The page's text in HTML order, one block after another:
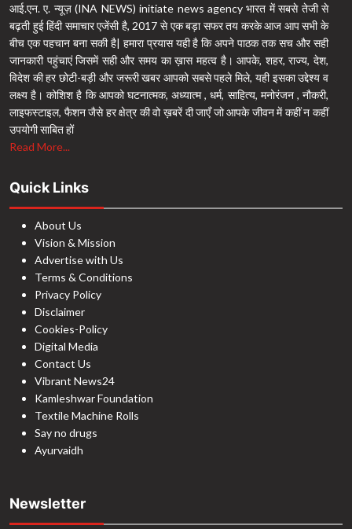
आई.एन. ए. न्यूज़ (INA NEWS) initiate news agency भारत में सबसे तेजी से
बढ़ती हुई हिंदी समाचार एजेंसी है, 2017 से एक बड़ा सफर तय करके आज आप सभी के
बीच एक पहचान बना सकी है| हमारा प्रयास यही है कि अपने पाठक तक सच और सही
जानकारी पहुंचाएं जिसमें सही और समय का ख़ास महत्व है। आपके, शहर, राज्य, देश,
विदेश की हर छोटी-बड़ी और जरूरी खबर आपको सबसे पहले मिले, यही इसका उद्देश्य व
लक्ष्य है। कोशिश है कि आपको घटनात्मक, अध्यात्म , धर्म, साहित्य, मनोरंजन , नौकरी,
लाइफस्टाइल, फैशन जैसे हर क्षेत्र की वो ख़बरें दी जाएँ जो आपके जीवन में कहीं न कहीं
उपयोगी साबित हों
Read More...
Quick Links
About Us
Vision & Mission
Advertise with Us
Terms & Conditions
Privacy Policy
Disclaimer
Cookies-Policy
Digital Media
Contact Us
Vibrant News24
Kamleshwar Foundation
Textile Machine Rolls
Say no drugs
Ayurvaidh
Newsletter